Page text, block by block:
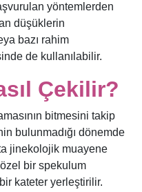
yöntemlerden
düşüklerin
bazı rahim
de kullanılabilir.
Çekilir?
bitmesini takip
bulunmadığı dönemde
jinekolojik muayene
özel bir spekulum
kateter yerleştirilir.